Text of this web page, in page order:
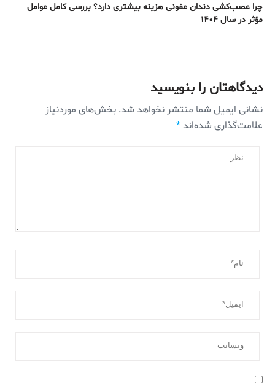
چرا عصب‌کشی دندان عفونی هزینه بیشتری دارد؟ بررسی کامل عوامل
مؤثر در سال ۱۴۰۴
دیدگاهتان را بنویسید
نشانی ایمیل شما منتشر نخواهد شد. بخش‌های موردنیاز
علامت‌گذاری شده‌اند*